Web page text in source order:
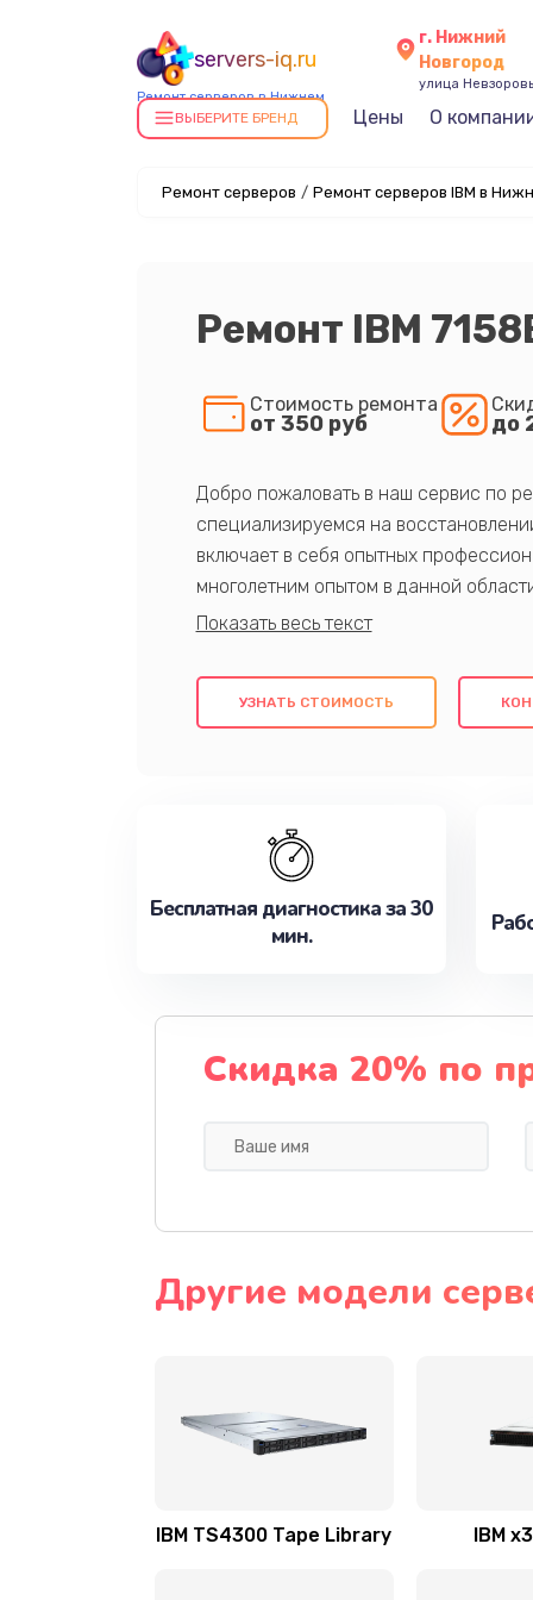
servers-iq.ru
Ремонт серверов в Нижнем
Новгороде
г. Нижний
Новгород
улица
ВЫБЕРИТЕ БРЕНД Цены О
Ремонт серверов / Ремонт серверов IBM в
Ремонт IBM
Стоимость ремонта
от 350 руб до
Добро пожаловать в наш сервис по
специализируемся на
включает в себя опытных
многолетним опытом в данной
качественный ремонт с
клиентам надежное и
потребности наилучшим образом.
УЗНАТЬ СТОИМОСТЬ
Бесплатная диагностика за 30
мин.
Скидка 20% по
Другие модели
IBM TS4300 Tape Library IBM